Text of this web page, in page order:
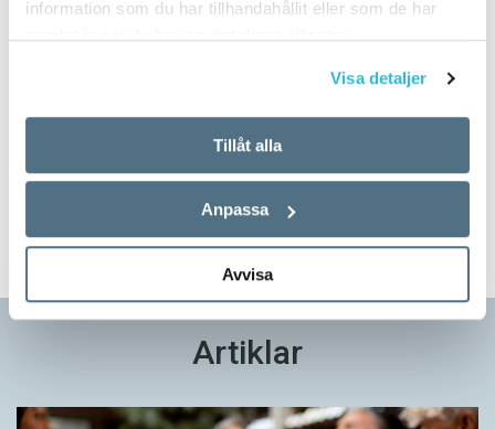
information som du har tillhandahållit eller som de har
Visa detaljer
Tillåt alla
Anpassa
Avvisa
Tidningen i brevlådan plus tillgång till webben och digital
TVÅ NUMMER FÖR 129 KR!
Artiklar